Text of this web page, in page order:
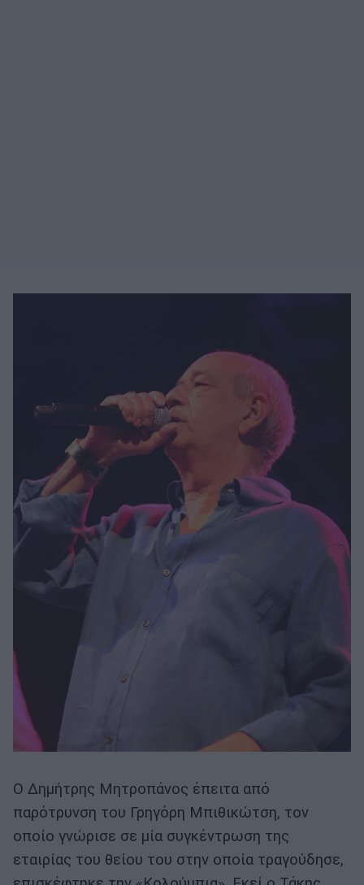
Ο Δημήτρης Μητροπάνος έπειτα από
παρότρυνση του Γρηγόρη Μπιθικώτση, τον
οποίο γνώρισε σε μία συγκέντρωση της
εταιρίας του θείου του στην οποία τραγούδησε,